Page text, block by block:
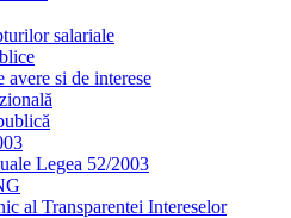
salariale
avere si de interese
Legea 52/2003
al Transparentei Intereselor